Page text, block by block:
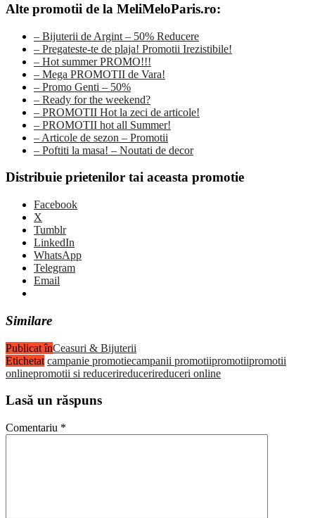
Alte promotii de la MeliMeloParis.ro:
– Bijuterii de Argint – 50% Reducere
– Pregateste-te de plaja! Promotii Irezistibile!
– Hot summer PROMO!!!
– Mega PROMOTII de Vara!
– Promo Genti – 50%
– Ready for the weekend?
– PROMOTII Hot la zeci de articole!
– PROMOTII hot all Summer!
– Articole de sezon – Promotii
– Poftiti la masa! – Noutati de decor
Distribuie prietenilor tai aceasta promotie
Facebook
X
Tumblr
LinkedIn
WhatsApp
Telegram
Email
Similare
Publicat înCeasuri & Bijuterii
Etichetat campanie promotiecampanii promotiipromotiipromotii
onlinepromotii si reducerireducerireduceri online
Lasă un răspuns
Comentariu *